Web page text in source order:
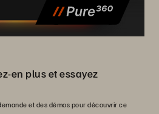
en plus et essayez
et des démos pour découvrir ce